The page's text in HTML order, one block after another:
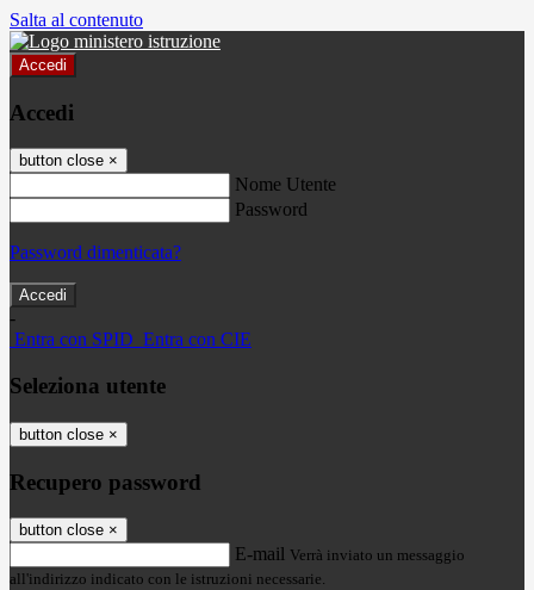
Salta al contenuto
Accedi
Accedi
button close ×
Nome Utente
Password
Password dimenticata?
-
Entra con SPID Entra con CIE
Seleziona utente
button close ×
Recupero password
button close ×
E-mail Verrà inviato un messaggio
all'indirizzo indicato con le istruzioni necessarie.